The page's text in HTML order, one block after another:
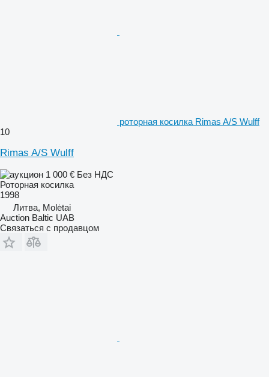
роторная косилка Rimas A/S Wulff
10
Rimas A/S Wulff
1 000 € Без НДС
Роторная косилка
1998
Литва, Molėtai
Auction Baltic UAB
Связаться с продавцом